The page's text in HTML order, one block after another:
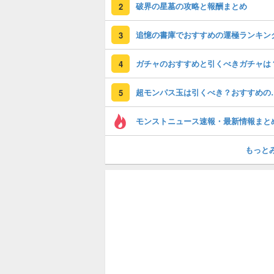
2 破界の星墓の攻略と報酬まとめ
3 追憶の書庫でおすすめの運極ランキン
4 ガチャのおすすめと引くべきガチャは
5 超モンパ
モンストニュース速報・最新情報まと
もっと